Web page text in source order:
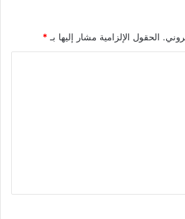
الحقول الإلزامية مشار إليها بـ*